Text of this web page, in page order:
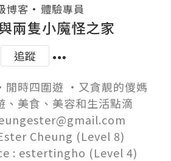
博客 ・ 體驗專員
兩隻小魔怪之家
追蹤
閒時四圍遊 ‧又貪靚的儍媽
、美食、美容和生活點滴
Cheung (Level 8)